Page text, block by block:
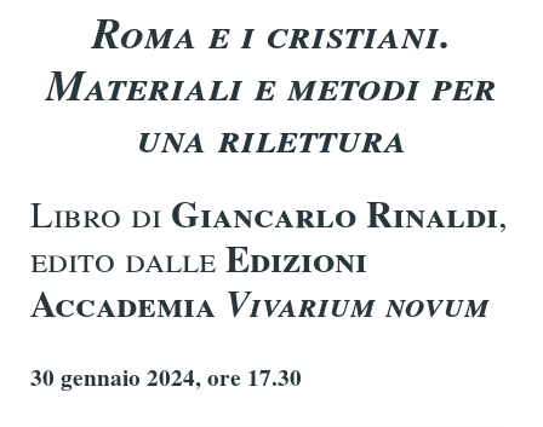
Roma e i cristiani.
Materiali e metodi per
una rilettura
Libro di Giancarlo Rinaldi,
edito dalleEdizioni
Accademia Vivarium novum
30 gennaio 2024, ore 17.30